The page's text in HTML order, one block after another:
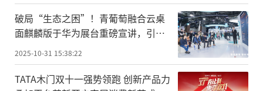
破局“生态之困”！青葡萄融合云桌
面麒麟版于华为展台重磅宣讲，引领
2025-10-31 15:38:22
TATA木门双十一强势领跑 创新产品力